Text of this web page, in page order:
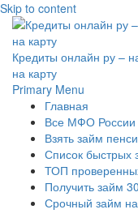
Skip to content
Кредиты онлайн ру –
на карту
Primary Menu
Главная
Все МФО
Взять займ
Список быстрых
ТОП
Получить займ
Срочный займ